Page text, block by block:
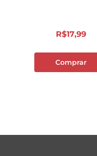
R$17,99
Comprar